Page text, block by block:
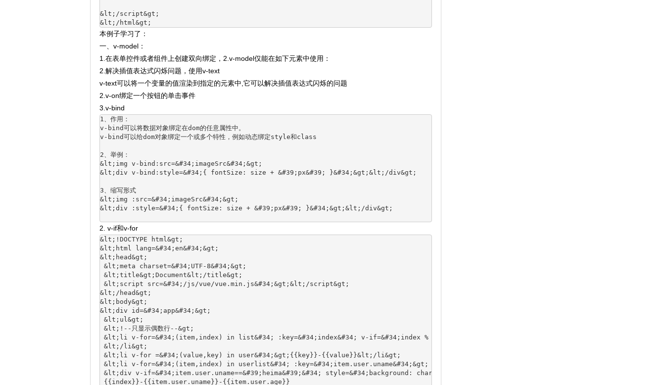
&lt;/script&gt;
&lt;/html&gt;
本例子学习了：
一、v-model：
1.在表单控件或者组件上创建双向绑定，2.v-model仅能在如下元素中使用：
2.解决插值表达式闪烁问题，使用v-text
v-text可以将一个变量的值渲染到指定的元素中,它可以解决插值表达式闪烁的问题
2.v-on绑定一个按钮的单击事件
3.v-bind
1、作用：
v‐bind可以将数据对象绑定在dom的任意属性中。
v‐bind可以给dom对象绑定一个或多个特性，例如动态绑定style和class
2、举例：
&lt;img v‐bind:src=&#34;imageSrc&#34;&gt;
&lt;div v‐bind:style=&#34;{ fontSize: size + &#39;px&#39; }&#34;&gt;&lt;/div&gt;
3、缩写形式
&lt;img :src=&#34;imageSrc&#34;&gt;
&lt;div :style=&#34;{ fontSize: size + &#39;px&#39; }&#34;&gt;&lt;/div&gt;
2. v-if和v-for
&lt;!DOCTYPE html&gt;
&lt;html lang=&#34;en&#34;&gt;
&lt;head&gt;
&lt;meta charset=&#34;UTF‐8&#34;&gt;
&lt;title&gt;Document&lt;/title&gt;
&lt;script src=&#34;/js/vue/vue.min.js&#34;&gt;&lt;/script&gt;
&lt;/head&gt;
&lt;body&gt;
&lt;div id=&#34;app&#34;&gt;
&lt;ul&gt;
&lt;!‐‐只显示偶数行‐‐&gt;
&lt;li v‐for=&#34;(item,index) in list&#34; :key=&#34;index&#34; v‐if=&#34;index % 2==0&#34;&gt;{{index}}‐{{item}}
&lt;/li&gt;
&lt;li v‐for =&#34;(value,key) in user&#34;&gt;{{key}}‐{{value}}&lt;/li&gt;
&lt;li v‐for=&#34;(item,index) in userlist&#34; :key=&#34;item.user.uname&#34;&gt;
&lt;div v‐if=&#34;item.user.uname==&#39;heima&#39;&#34; style=&#34;background: chartreuse&#34;&gt;&lt;!‐‐名称为heima的加背景色‐‐&gt;
{{index}}‐{{item.user.uname}}‐{{item.user.age}}